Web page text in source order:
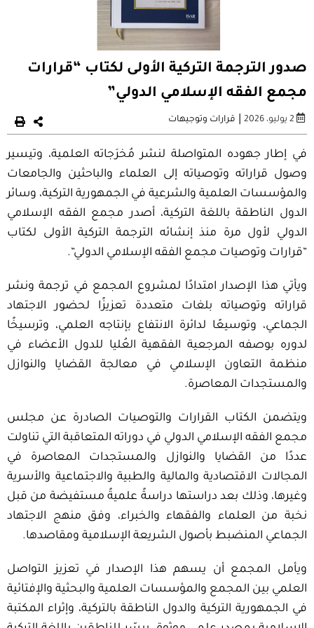
صدور الترجمة التركية الأولى لكتاب “قرارات
مجمع الفقه الإسلامي الدولي”
2 يوليو، 2026 | قرارات وتوجيهات
في إطار جهوده المتواصلة لنشر مُخرَجاته العلمية، وتيسير
وصول قراراته وتوصياته إلى العلماء والباحثين والجامعات
والمؤسسات العلميةوالشرعية في الجمهورية التركية، وسائر
الدول الناطقة باللغة التركية، أصدر مجمع الفقه الإسلامي
الدولي لأول مرة منذ إنشائه الترجمة التركيةالأولى لكتاب
“قرارات وتوصيات مجمع الفقه الإسلامي الدولي“
.
ويأتي هذا الإصدار امتدادا لمشروع المجمع في ترجمة ونشر
قراراته وتوصياته بلغات متعددة تعزيز ا لحضور الاجتهاد
الجماعي، وتوسيعا لدائرة الانتفاع بإنتاجه العلمي، وترسيخا
لدوره بوصفه المرجعية الفقهية العُليا للدول الأعضاء في
منظمة التعاون الإسلامي
في معالجة القضايا والنوازل
والمستجدات المعاصرة.
ويتضمن الكتاب القرارات والتوصيات الصادرة عن مجلس
مجمع الفقه الإسلامي الدولي في دوراته المتعاقبة التي تناولت
عددا من القضايا والنوازل والمستجدات المعاصرة
في
المجالات الاقتصادية والمالية والطبية والاجتماعية والأسرية
وغيرها، وذلك بعد دراستها دراسةً علميةً مستفيضة من قبل
نخبة من العلماء والفقهاء والخبراء، وفق منهج الاجتهاد
الجماعي المنضبط بأصول الشريعة الإسلامية ومقاصدها.
ويأمل المجمع أن يسهم هذا الإصدار في تعزيز التواصل
العلمي بين المجمع والمؤسسات العلميةوالبحثية والإفتائية
في الجمهورية التركيةوالدول الناطقة بالتركية، وإثراء المكتبة